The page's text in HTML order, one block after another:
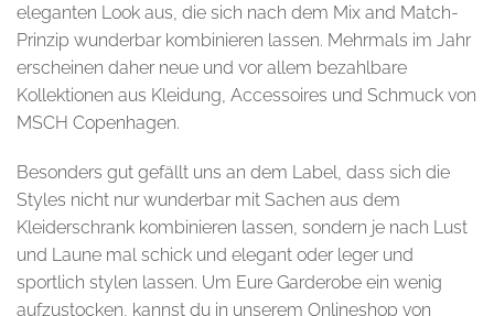
eleganten Look aus, die sich nach dem Mix and Match-
Prinzip wunderbar kombinieren lassen. Mehrmals im Jahr
erscheinen daher neue und vor allem bezahlbare
Kollektionen aus Kleidung, Accessoires und Schmuck von
MSCH Copenhagen.
Besonders gut gefällt uns an dem Label, dass sich die
Styles nicht nur wunderbar mit Sachen aus dem
Kleiderschrank kombinieren lassen, sondern je nach Lust
und Laune mal schick und elegant oder leger und
sportlich stylen lassen. Um Eure Garderobe ein wenig
aufzustocken, kannst du in unserem Onlineshop von